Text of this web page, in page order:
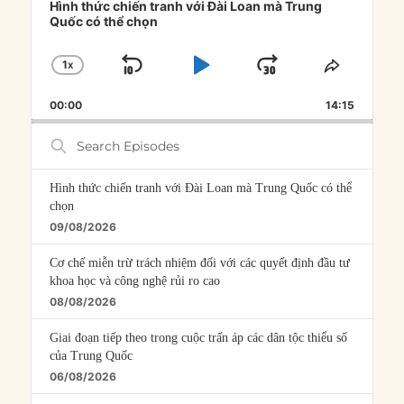
Player
Hình thức chiến tranh với Đài Loan mà Trung
Quốc có thể chọn
CHANGE
RATE
1X
SKIP
PLAYJUMP
FORWARD
SHARE
00:00 14:15
Search
Episodes
Hình thức chiến tranh với Đài Loan mà Trung Quốc có thể
chọn
09/08/2026
Cơ chế miễn trừ trách nhiệm đối với các quyết định đầu tư
khoa học và công nghệ rủi ro cao
08/08/2026
Giai đoạn tiếp theo trong cuộc trấn áp các dân tộc thiểu số
của Trung Quốc
06/08/2026